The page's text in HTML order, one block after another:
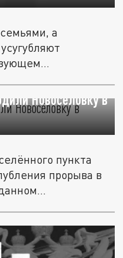
а
Новосёловку в
пункта
прорыва в